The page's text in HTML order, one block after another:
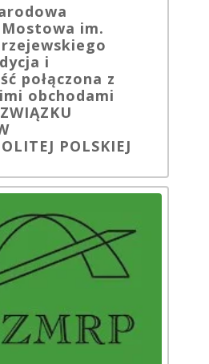
im.
i
połączona z
obchodami
POLSKIEJ